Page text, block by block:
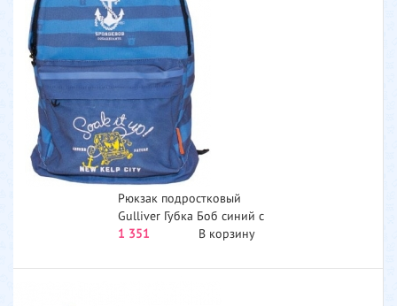
Рюкзак подростковый
Gulliver Губка Боб синий с
голубым серия Морская
1 351 В корзину